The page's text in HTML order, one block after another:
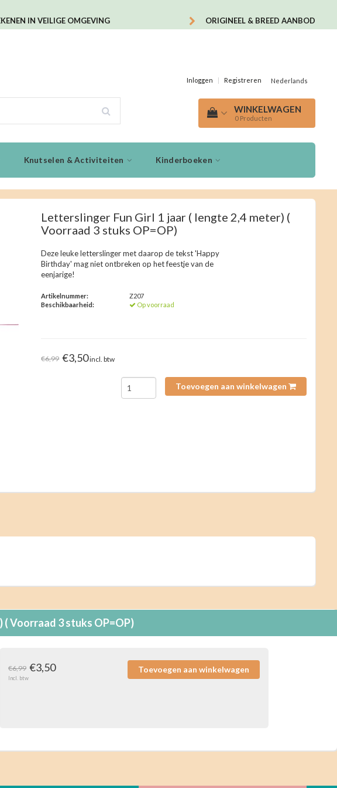
IN VEILIGE OMGEVING ORIGINEEL & BREED AANBOD
Inloggen | Registreren Nederlands
WINKELWAGEN
0 Producten
Knutselen & Activiteiten Kinderboeken
Letterslinger Fun Girl 1 jaar ( lengte 2,4 meter) (
Voorraad 3 stuks OP=OP)
Deze leuke letterslinger met daarop de tekst 'Happy
Birthday' mag niet ontbreken op het feestje van de
eenjarige!
Artikelnummer:
Z207
Beschikbaarheid:
Op voorraad
€6,99 €3,50incl. btw
Toevoegen aan winkelwagen
( Voorraad 3 stuks OP=OP)
€6,99 €3,50
Incl. btw